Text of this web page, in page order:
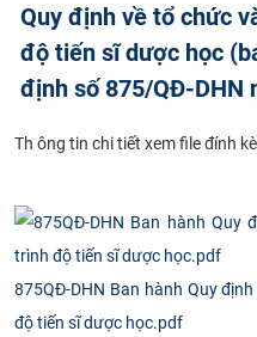
CƠ CẤU TỔ CHỨC
TUYỂN SINH
ĐÀO TẠO
ĐẢM BẢO CHẤT LƯỢNG
KHOA HỌC CÔNG NGHỆ
HTQT
Quy định về tổ chức
độ tiến sĩ dược học
định số 875/QĐ-DHN
​Th ông tin chi tiết xem file đính
875QĐ-DHN Ban hành Quy
độ tiến sĩ dược học.pdf